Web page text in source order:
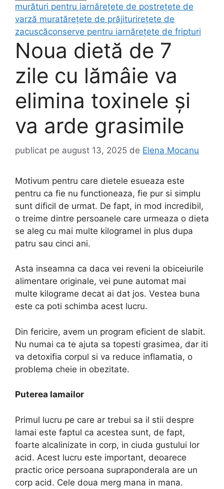
murături pentru iarnărețete de postrețete de
varză muratărețete de prăjiturirețete de
zacuscăconserve pentru iarnărețete de fripturi
Noua dietă de 7
zile cu lămâie va
elimina toxinele și
va arde grasimile
publicat pe august 13, 2025 de Elena Mocanu
Motivum pentru care dietele esueaza este
pentru ca fie nu functioneaza, fie pur si simplu
sunt dificil de urmat. De fapt, in mod incredibil,
o treime dintre persoanele care urmeaza o dieta
se aleg cu mai multe kilogramel in plus dupa
patru sau cinci ani.
Asta inseamna ca daca vei reveni la obiceiurile
alimentare originale, vei pune automat mai
multe kilograme decat ai dat jos. Vestea buna
este ca poti schimba acest lucru.
Din fericire, avem un program eficient de slabit.
Nu numai ca te ajuta sa topesti grasimea, dar iti
va detoxifia corpul si va reduce inflamatia, o
problema cheie in obezitate.
Puterea lamailor
Primul lucru pe care ar trebui sa il stii despre
lamai este faptul ca acestea sunt, de fapt,
foarte alcalinizate in corp, in ciuda gustului lor
acid. Acest lucru este important, deoarece
practic orice persoana supraponderala are un
corp acid. Cele doua merg mana in mana.